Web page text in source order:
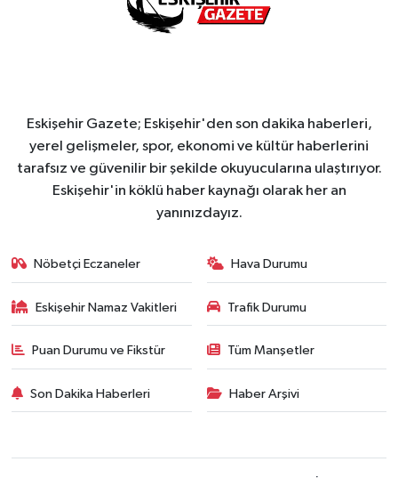
Eskişehir Gazete; Eskişehir'den son dakika haberleri,
yerel gelişmeler, spor, ekonomi ve kültür haberlerini
tarafsız ve güvenilir bir şekilde okuyucularına ulaştırıyor.
Eskişehir'in köklü haber kaynağı olarak her an
yanınızdayız.
Nöbetçi Eczaneler Hava Durumu
Eskişehir Namaz Vakitleri Trafik Durumu
Puan Durumu ve Fikstür Tüm Manşetler
Son Dakika Haberleri Haber Arşivi